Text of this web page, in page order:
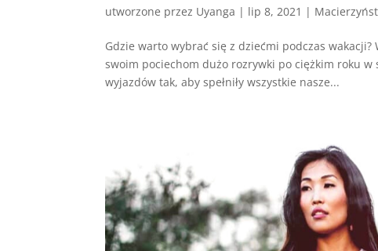
utworzone przez Uyanga | lip 8, 2021 |
Gdzie warto wybrać się z dziećmi podczas
swoim pociechom dużo rozrywki po ciężkim roku
wyjazdów tak, aby spełniły wszystkie nasze...